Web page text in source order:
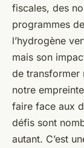
fiscales, des
programmes
l’hydrogène
mais son
de transformer
notre
faire face aux
défis sont
autant. C’est